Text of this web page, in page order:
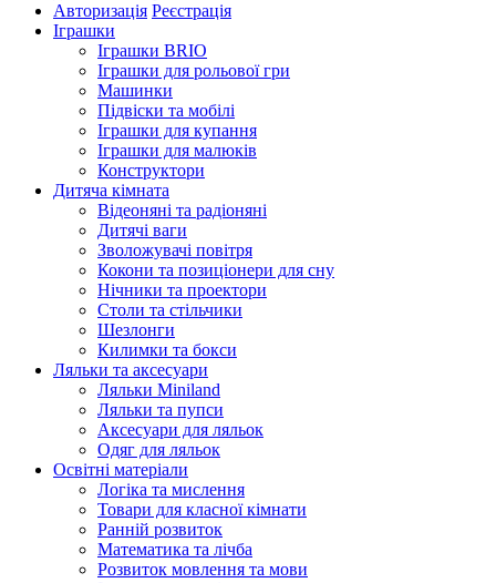
Авторизація Реєстрація
Іграшки
Іграшки BRIO
Іграшки для рольової гри
Машинки
Підвіски та мобілі
Іграшки для купання
Іграшки для малюків
Конструктори
Дитяча кімната
Відеоняні та радіоняні
Дитячі ваги
Зволожувачі повітря
Кокони та позиціонери для сну
Нічники та проектори
Столи та стільчики
Шезлонги
Килимки та бокси
Ляльки та аксесуари
Ляльки Miniland
Ляльки та пупси
Аксесуари для ляльок
Одяг для ляльок
Освітні матеріали
Логіка та мислення
Товари для класної кімнати
Ранній розвиток
Математика та лічба
Розвиток мовлення та мови